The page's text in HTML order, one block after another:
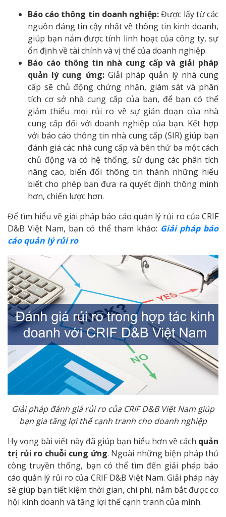
Báo cáo thông tin doanh nghiệp:Được lấy từ các
nguồn đáng tin cậy nhất về thông tin kinh doanh,
giúp bạn nắm được tính linh hoạt của công ty, sự
ổn định về tài chính và vị thế của doanh nghiệp.
Báo cáo thông tin nhà cung cấp và giải pháp
quản lý cung ứng:Giải pháp quản lý nhà cung
cấp sẽ chủ động chứng nhận, giám sát và phân
tích cơ sở nhà cung cấp của bạn, để bạn có thể
giảm thiểu mọi rủi ro về sự gián đoạn của nhà
cung cấp đối với doanh nghiệp của bạn. Kết hợp
với báo cáo thông tin nhà cung cấp (SIR) giúp bạn
đánh giá các nhà cung cấp và bên thứ ba một cách
chủ động và có hệ thống, sử dụng các phân tích
nâng cao, biến đổi thông tin thành những hiểu
biết cho phép bạn đưa ra quyết định thông minh
hơn, chiến lược hơn.
Để tìm hiểu về giải pháp báo cáo quản lý rủi ro của CRIF
D&B Việt Nam, bạn có thể tham khảo: Giải pháp báo
cáo quản lý rủi ro
Giải pháp đánh giá rủi ro của CRIF D&B Việt Nam giúp
bạn gia tăng lợi thế cạnh tranh cho doanh nghiệp
Hy vọng bài viết này đã giúp bạn hiểu hơn về cách quản
trị rủi ro chuỗi cung ứng. Ngoài những biện pháp thủ
công truyền thống, bạn có thể tìm đến giải pháp báo
cáo quản lý rủi ro của CRIF D&B Việt Nam. Giải pháp này
sẽ giúp bạn tiết kiệm thời gian, chi phí, nắm bắt được cơ
hội kinh doanh và tăng lợi thế cạnh tranh của mình.